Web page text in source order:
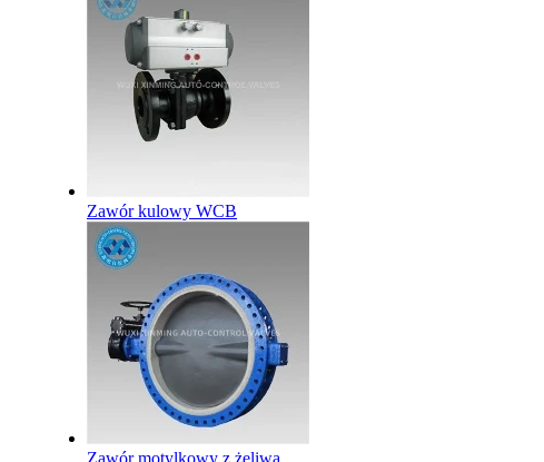
Zawór kulowy WCB
Zawór motylkowy z żeliwa